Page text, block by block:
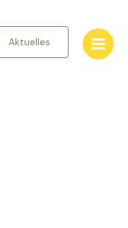
Aktuelles